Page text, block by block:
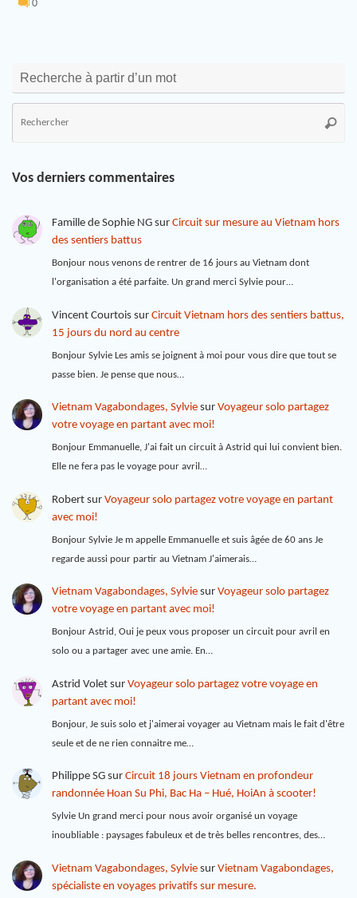
0
Recherche à partir d’un mot
Vos derniers commentaires
Famille de Sophie NGsur Circuit sur mesure au Vietnam hors
des sentiers battus
Bonjour nous venons de rentrer de 16 jours au Vietnam dont
l'organisation a été parfaite. Un grand merci Sylvie pour…
Vincent Courtoissur Circuit Vietnam hors des sentiers battus,
15 jours du nord au centre
Bonjour Sylvie Les amis se joignent à moi pour vous dire que tout se
passe bien. Je pense que nous…
Vietnam Vagabondages, Sylviesur Voyageur solo partagez
votre voyage en partant avec moi!
Bonjour Emmanuelle, J'ai fait un circuit à Astrid qui lui convient bien.
Elle ne fera pas le voyage pour avril…
Robertsur Voyageur solo partagez votre voyage en partant
avec moi!
Bonjour Sylvie Je m appelle Emmanuelle et suis âgée de 60 ans Je
regarde aussi pour partir au Vietnam J'aimerais…
Vietnam Vagabondages, Sylviesur Voyageur solo partagez
votre voyage en partant avec moi!
Bonjour Astrid, Oui je peux vous proposer un circuit pour avril en
solo ou a partager avec une amie. En…
Astrid Voletsur Voyageur solo partagez votre voyage en
partant avec moi!
Bonjour, Je suis solo et j'aimerai voyager au Vietnam mais le fait d'être
seule et de ne rien connaitre me…
Philippe SGsur Circuit 18 jours Vietnam en profondeur
randonnée Hoan Su Phi, Bac Ha – Hué, HoiAn à scooter!
Sylvie Un grand merci pour nous avoir organisé un voyage
inoubliable : paysages fabuleux et de très belles rencontres, des…
Vietnam Vagabondages, Sylviesur Vietnam Vagabondages,
spécialiste en voyages privatifs sur mesure.